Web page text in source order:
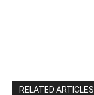
RELATED ARTICLES